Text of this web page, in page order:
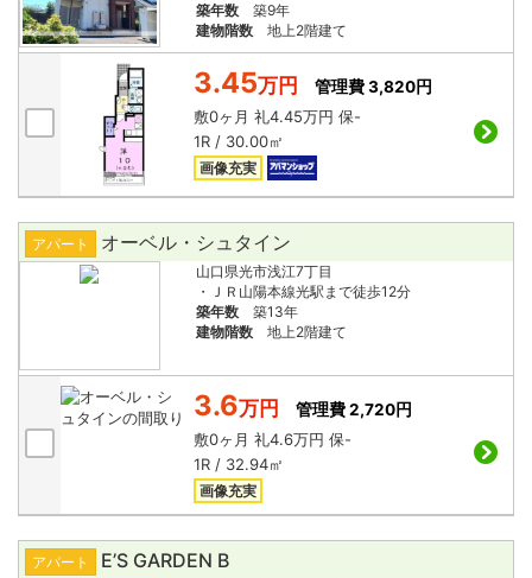
築年数
築9年
建物階数
地上2階建て
3.45万円
管理費 3,820円
敷0ヶ月 礼4.45万円 保-
1R / 30.00㎡
画像充実
アパート オーベル・シュタイン
山口県光市浅江7丁目
・ＪＲ山陽本線光駅まで徒歩12分
築年数
築13年
建物階数
地上2階建て
3.6万円
管理費 2,720円
敷0ヶ月 礼4.6万円 保-
1R / 32.94㎡
画像充実
アパート E’S GARDEN B